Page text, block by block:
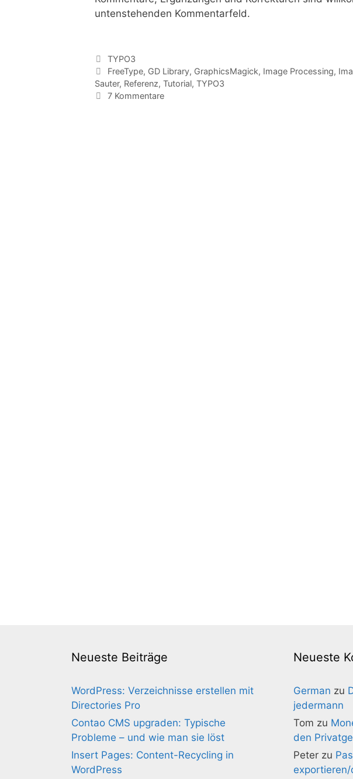
untenstehenden Kommentarfeld.
Kategorien
TYPO3
Tags
FreeType, GD Library, GraphicsMagick, Image Processing,
Sauter, Referenz, Tutorial, TYPO3
7 Kommentare
Neueste Beiträge
WordPress: Verzeichnisse erstellen mit
Directories Pro
Contao CMS upgraden: Typische
Probleme – und wie man sie löst
Insert Pages: Content-Recycling in
WordPress
Neueste
German zu
jedermann
Tom zu
den
Peterzu
exportieren/